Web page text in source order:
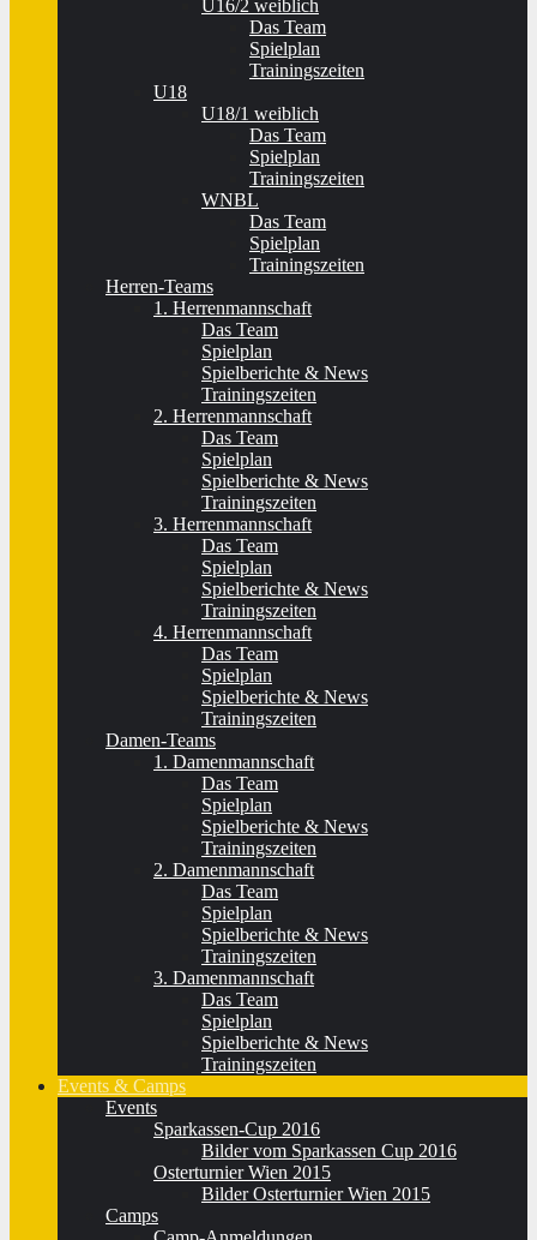
U16/2 weiblich
Das Team
Spielplan
Trainingszeiten
U18
U18/1 weiblich
Das Team
Spielplan
Trainingszeiten
WNBL
Das Team
Spielplan
Trainingszeiten
Herren-Teams
1. Herrenmannschaft
Das Team
Spielplan
Spielberichte & News
Trainingszeiten
2. Herrenmannschaft
Das Team
Spielplan
Spielberichte & News
Trainingszeiten
3. Herrenmannschaft
Das Team
Spielplan
Spielberichte & News
Trainingszeiten
4. Herrenmannschaft
Das Team
Spielplan
Spielberichte & News
Trainingszeiten
Damen-Teams
1. Damenmannschaft
Das Team
Spielplan
Spielberichte & News
Trainingszeiten
2. Damenmannschaft
Das Team
Spielplan
Spielberichte & News
Trainingszeiten
3. Damenmannschaft
Das Team
Spielplan
Spielberichte & News
Trainingszeiten
Events & Camps
Events
Sparkassen-Cup 2016
Bilder vom Sparkassen Cup 2016
Osterturnier Wien 2015
Bilder Osterturnier Wien 2015
Camps